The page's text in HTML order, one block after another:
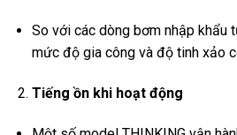
So với các dòng bơm nhập khẩu
mức độ gia công và độ tinh xảo
Tiếng ồn khi hoạt động